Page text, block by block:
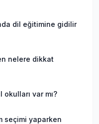
dil eğitimine gidilir
nelere dikkat
var mı?
seçimi yaparken